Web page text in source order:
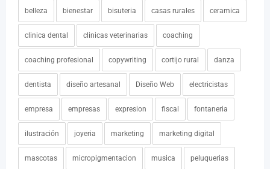
belleza bienestar bisuteria casas rurales ceramica
clinica dental clinicas veterinarias coaching
coaching profesional copywriting cortijo rural danza
dentista diseño artesanal Diseño Web electricistas
empresa empresas expresion fiscal fontaneria
ilustración joyeria marketing marketing digital
mascotas micropigmentacion musica peluquerias